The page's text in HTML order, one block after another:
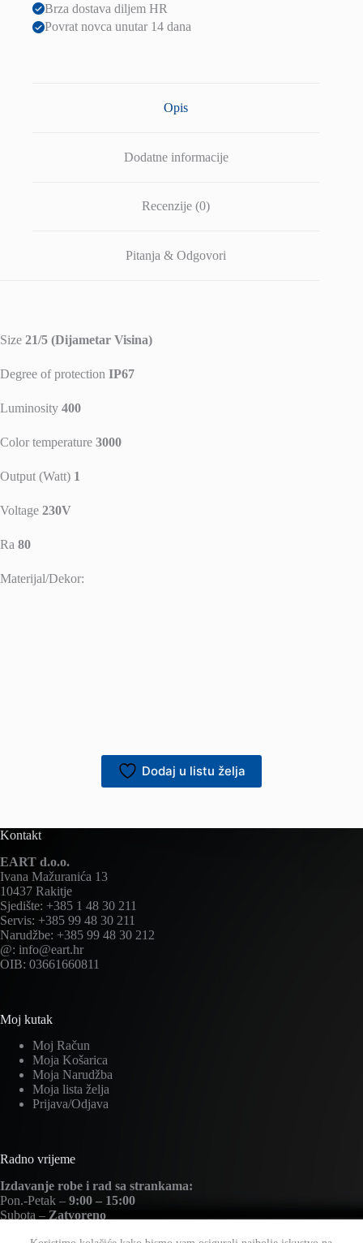
3000K
količina
Brza dostava diljem HR
Povrat novca unutar 14 dana
Opis
Dodatne informacije
Recenzije (0)
Pitanja & Odgovori
Size 21/5 (Dijametar Visina)
Degree of protection IP67
Luminosity 400
Color temperature 3000
Output (Watt) 1
Voltage 230V
Ra 80
Materijal/Dekor:
Dodaj u listu želja
Kontakt
EART d.o.o.
Ivana Mažuranića 13
10437 Rakitje
Sjedište: +385 1 48 30 211
Servis: +385 99 48 30 211
Narudžbe: +385 99 48 30 212
@: info@eart.hr
OIB: 03661660811
Moj kutak
Moj Račun
Moja Košarica
Moja Narudžba
Moja lista želja
Prijava/Odjava
Radno vrijeme
Izdavanje robe i rad sa strankama:
Pon.-Petak – 9:00 – 15:00
Subota – Zatvoreno